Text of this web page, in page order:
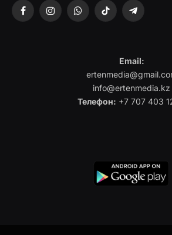
FacebookInstagramWhatsAppTikTok Telegram
Email:
info@ertenmedia.kz
Телефон: +7 707 403